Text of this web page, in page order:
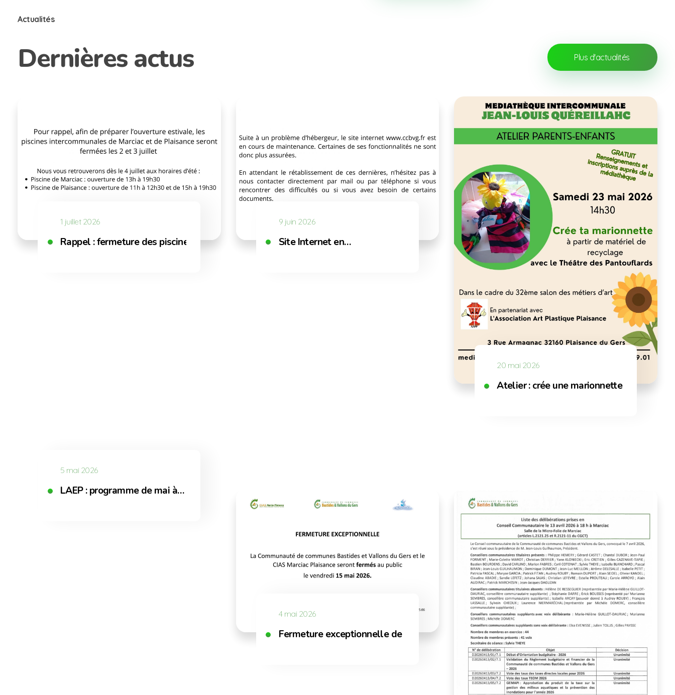
Actualités
Dernières actus Plus d'actualités
1 juillet 2026
Rappel : fermeture des piscines intercommunales de Marciac et de Plaisance les 2 et 3 juillet…
9 juin 2026
Site Internet en…
20 mai 2026
Atelier : crée une marionnette à la
5 mai 2026
LAEP : programme de mai à…
4 mai 2026
Fermeture exceptionnelle de la Communauté de communes Bastides et Vallons du Gers et